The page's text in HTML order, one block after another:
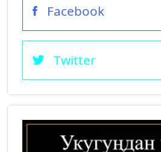
Facebook
Twitter